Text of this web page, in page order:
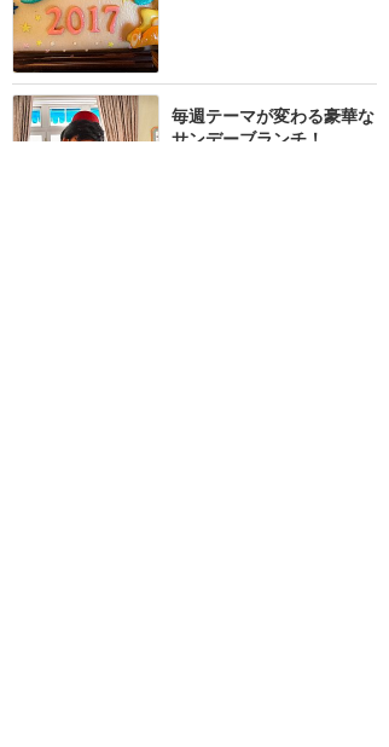
毎週テーマが変わる豪華な
サンデーブランチ！